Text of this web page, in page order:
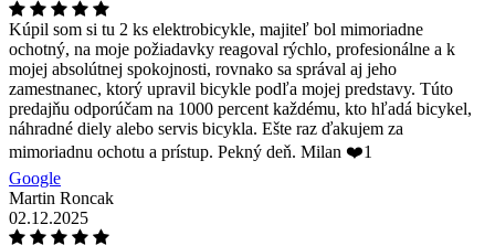
Kúpil som si tu 2 ks elektrobicykle, majiteľ bol mimoriadne
ochotný, na moje požiadavky reagoval rýchlo, profesionálne a k
mojej absolútnej spokojnosti, rovnako sa správal aj jeho
zamestnanec, ktorý upravil bicykle podľa mojej predstavy. Túto
predajňu odporúčam na 1000 percent každému, kto hľadá bicykel,
náhradné diely alebo servis bicykla. Ešte raz ďakujem za
mimoriadnu ochotu a prístup. Pekný deň. Milan ❤️1
Google
Martin Roncak
02.12.2025